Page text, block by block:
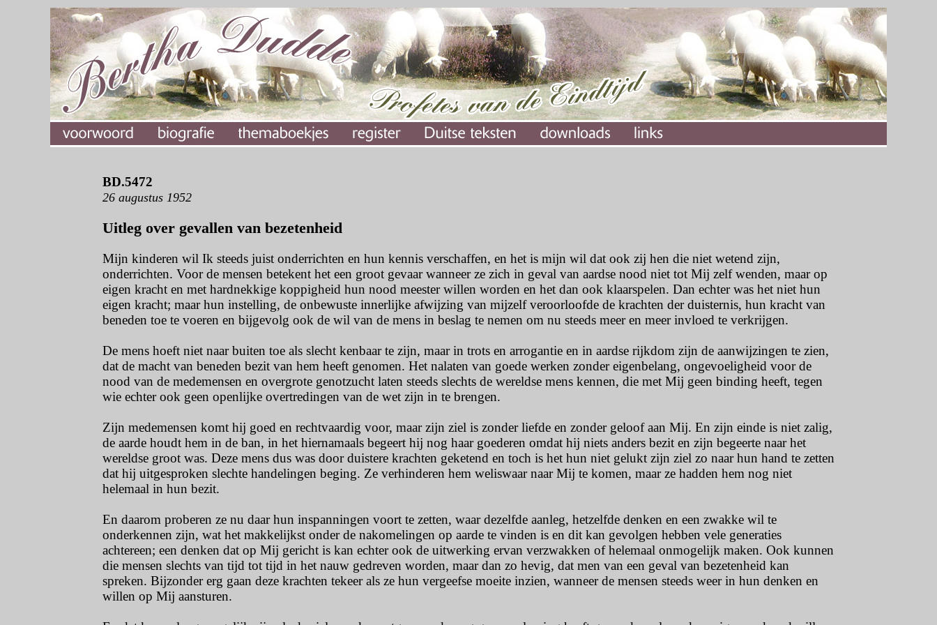
BD.5472
26 augustus 1952
Uitleg over gevallen van bezetenheid
Mijn kinderen wil Ik steeds juist onderrichten en hun kennis verschaffen, en het is mijn wil dat ook zij hen die niet wetend zijn,
onderrichten. Voor de mensen betekent het een groot gevaar wanneer ze zich in geval van aardse nood niet tot Mij zelf wenden, maar op
eigen kracht en met hardnekkige koppigheid hun nood meester willen worden en het dan ook klaarspelen. Dan echter was het niet hun
eigen kracht; maar hun instelling, de onbewuste innerlijke afwijzing van mijzelf veroorloofde de krachten der duisternis, hun kracht van
beneden toe te voeren en bijgevolg ook de wil van de mens in beslag te nemen om nu steeds meer en meer invloed te verkrijgen.
De mens hoeft niet naar buiten toe als slecht kenbaar te zijn, maar in trots en arrogantie en in aardse rijkdom zijn de aanwijzingen te zien,
dat de macht van beneden bezit van hem heeft genomen. Het nalaten van goede werken zonder eigenbelang, ongevoeligheid voor de
nood van de medemensen en overgrote genotzucht laten steeds slechts de wereldse mens kennen, die met Mij geen binding heeft, tegen
wie echter ook geen openlijke overtredingen van de wet zijn in te brengen.
Zijn medemensen komt hij goed en rechtvaardig voor, maar zijn ziel is zonder liefde en zonder geloof aan Mij. En zijn einde is niet zalig,
de aarde houdt hem in de ban, in het hiernamaals begeert hij nog haar goederen omdat hij niets anders bezit en zijn begeerte naar het
wereldse groot was. Deze mens dus was door duistere krachten geketend en toch is het hun niet gelukt zijn ziel zo naar hun hand te zetten
dat hij uitgesproken slechte handelingen beging. Ze verhinderen hem weliswaar naar Mij te komen, maar ze hadden hem nog niet
helemaal in hun bezit.
En daarom proberen ze nu daar hun inspanningen voort te zetten, waar dezelfde aanleg, hetzelfde denken en een zwakke wil te
onderkennen zijn, wat het makkelijkst onder de nakomelingen op aarde te vinden is en dit kan gevolgen hebben vele generaties
achtereen; een denken dat op Mij gericht is kan echter ook de uitwerking ervan verzwakken of helemaal onmogelijk maken. Ook kunnen
die mensen slechts van tijd tot tijd in het nauw gedreven worden, maar dan zo hevig, dat men van een geval van bezetenheid kan
spreken. Bijzonder erg gaan deze krachten tekeer als ze hun vergeefse moeite inzien, wanneer de mensen steeds weer in hun denken en
willen op Mij aansturen.